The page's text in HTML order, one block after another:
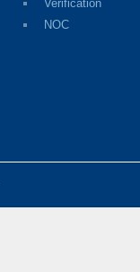
Verification
NOC